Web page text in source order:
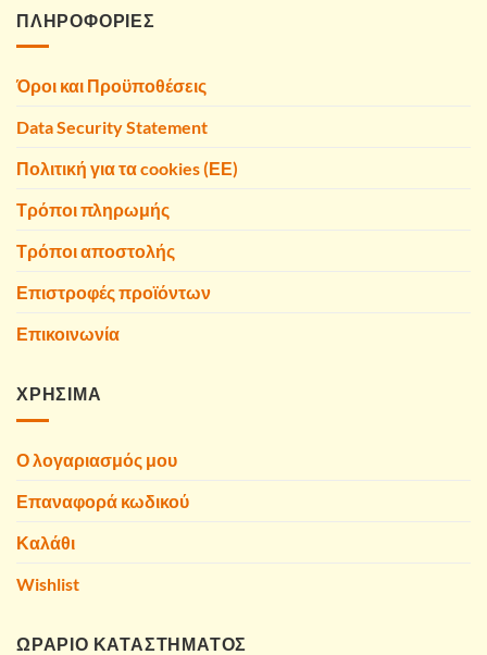
ΠΛΗΡΟΦΟΡΙΕΣ
Όροι και Προϋποθέσεις
Data Security Statement
Πολιτική για τα cookies (ΕΕ)
Τρόποι πληρωμής
Τρόποι αποστολής
Επιστροφές προϊόντων
Επικοινωνία
ΧΡΗΣΙΜΑ
Ο λογαριασμός μου
Επαναφορά κωδικού
Καλάθι
Wishlist
ΩΡΑΡΙΟ ΚΑΤΑΣΤΗΜΑΤΟΣ